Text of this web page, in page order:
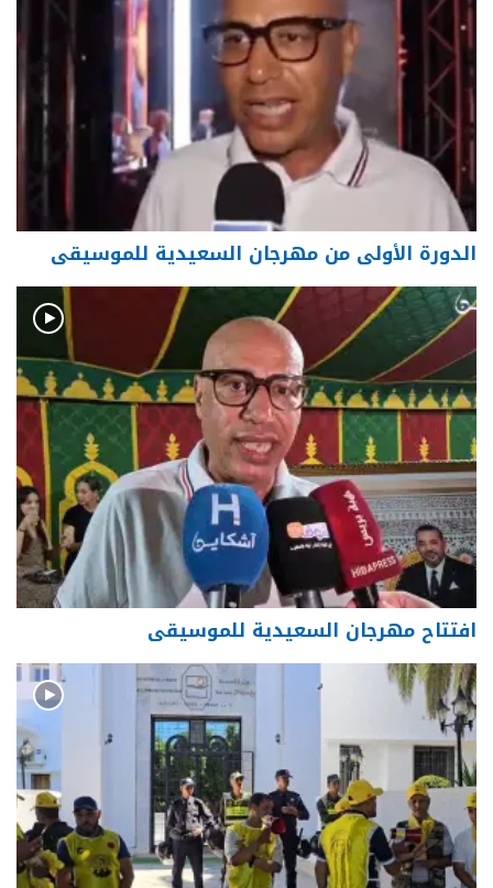
الدورة الأولى من مهرجان السعيدية للموسيقى
افتتاح مهرجان السعيدية للموسيقى